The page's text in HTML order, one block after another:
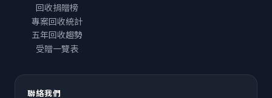
回收捐贈榜
專案回收統計
五年回收趨勢
受贈一覽表
聯絡我們